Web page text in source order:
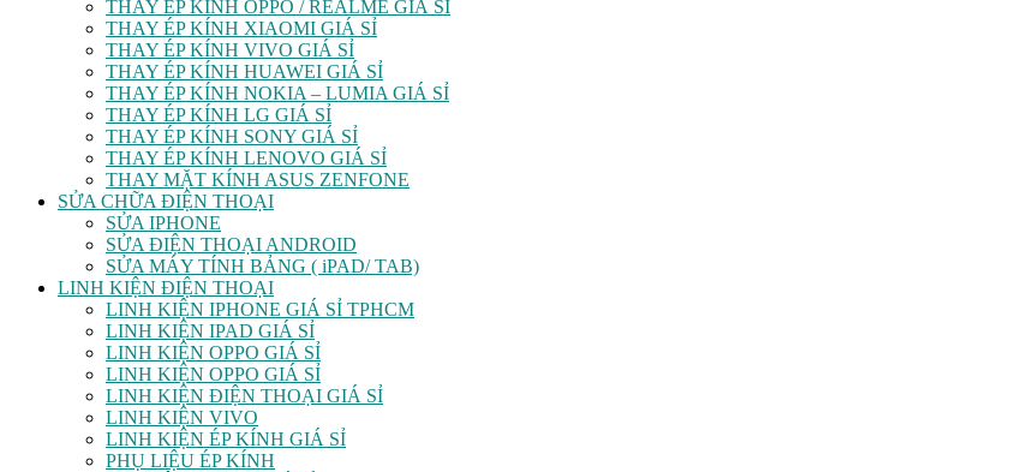
THAY ÉP KÍNH OPPO / REALME GIÁ SỈ
THAY ÉP KÍNH XIAOMI GIÁ SỈ
THAY ÉP KÍNH VIVO GIÁ SỈ
THAY ÉP KÍNH HUAWEI GIÁ SỈ
THAY ÉP KÍNH NOKIA – LUMIA GIÁ SỈ
THAY ÉP KÍNH LG GIÁ SỈ
THAY ÉP KÍNH SONY GIÁ SỈ
THAY ÉP KÍNH LENOVO GIÁ SỈ
THAY MẶT KÍNH ASUS ZENFONE
SỬA CHỮA ĐIỆN THOẠI
SỬA IPHONE
SỬA ĐIỆN THOẠI ANDROID
SỬA MÁY TÍNH BẢNG ( iPAD/ TAB)
LINH KIỆN ĐIỆN THOẠI
LINH KIỆN IPHONE GIÁ SỈ TPHCM
LINH KIỆN IPAD GIÁ SỈ
LINH KIỆN OPPO GIÁ SỈ
LINH KIỆN OPPO GIÁ SỈ
LINH KIỆN ĐIỆN THOẠI GIÁ SỈ
LINH KIỆN VIVO
LINH KIỆN ÉP KÍNH GIÁ SỈ
PHỤ LIỆU ÉP KÍNH